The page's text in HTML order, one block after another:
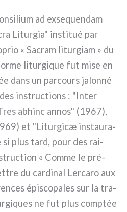
ad exse­quen­dam
Liturgia" insti­tué par
« Sacram litur­giam » du
litur­gi­que fut mise en
dans un par­cours jalon­né
instruc­tions : "Inter
abhinc annos" (1967),
et "Liturgicæ instau­ra­
plus tard, pour des rai­
« Comme le pré­
du car­di­nal Lercaro aux
épi­sco­pa­les sur la tra­
ne fut plus comp­tée